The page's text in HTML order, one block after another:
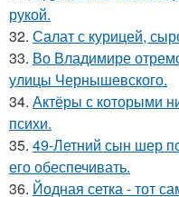
рукой.
32. Салат с курицей,
33. Во Владимире
улицы Чернышевского.
34. Актёры с которыми
психи.
35. 49-Летний сын шер
его обеспечивать.
36. Йодная сетка - тот